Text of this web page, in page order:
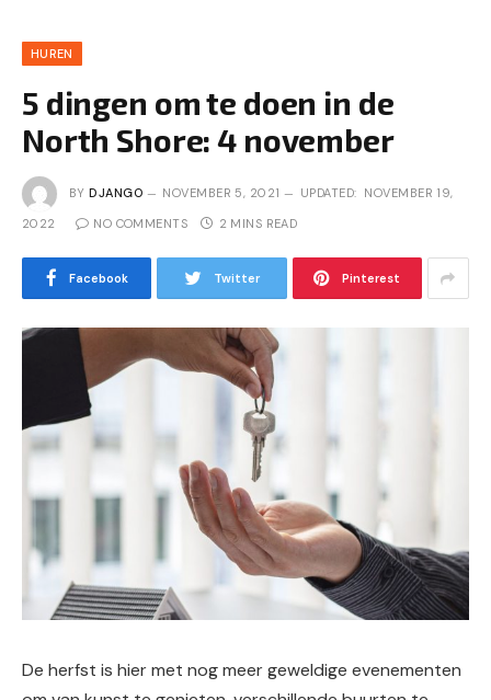
HUREN
5 dingen om te doen in de
North Shore: 4 november
BY DJANGO NOVEMBER 5, 2021 UPDATED: NOVEMBER 19,
2022 NO COMMENTS 2 MINS READ
Facebook Twitter Pinterest
De herfst is hier met nog meer geweldige evenementen